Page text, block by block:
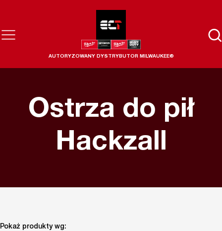
AUTORYZOWANY DYSTRYBUTOR MILWAUKEE®
Ostrza do pił
Hackzall
Pokaż produkty wg: